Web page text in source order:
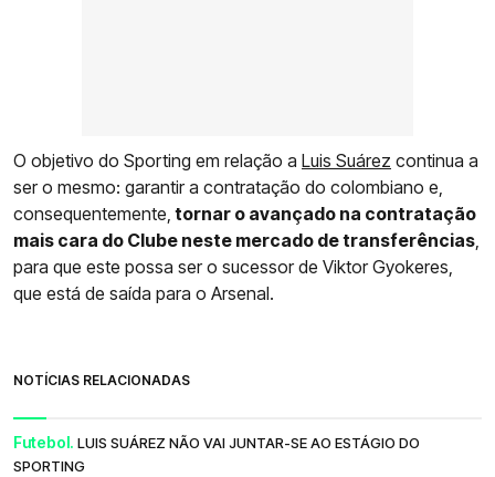
O objetivo do Sporting em relação a Luis Suárez continua a
ser o mesmo: garantir a contratação do colombiano e,
consequentemente, tornar o avançado na contratação
mais cara do Clube neste mercado de transferências,
para que este possa ser o sucessor de Viktor Gyokeres,
que está de saída para o Arsenal.
NOTÍCIAS RELACIONADAS
Futebol. LUIS SUÁREZ NÃO VAI JUNTAR-SE AO ESTÁGIO DO
SPORTING